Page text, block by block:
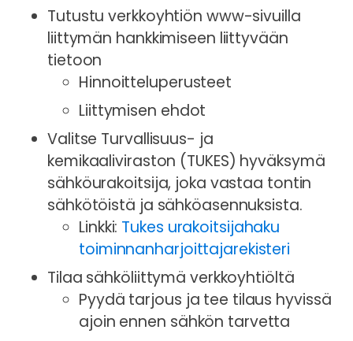
Tutustu verkkoyhtiön www-sivuilla
liittymän hankkimiseen liittyvään
tietoon
Hinnoitteluperusteet
Liittymisen ehdot
Valitse Turvallisuus- ja
kemikaaliviraston (TUKES) hyväksymä
sähköurakoitsija, joka vastaa tontin
sähkötöistä ja sähköasennuksista.
Linkki: Tukes urakoitsijahaku
toiminnanharjoittajarekisteri
Tilaa sähköliittymä verkkoyhtiöltä
Pyydä tarjous ja tee tilaus hyvissä
ajoin ennen sähkön tarvetta